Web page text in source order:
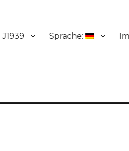
J1939 Sprache: